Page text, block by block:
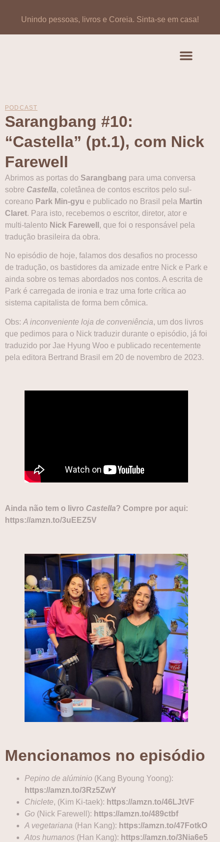
Unindo pessoas, livros e Coreia. Sinta-se em casa!
PODCAST
Sarangbang #10:
“Castella” (pt.1), com Nick
Farewell
Abrimos as portas do Sarangbang para uma conversa
sobre Castella, coletânea de contos escritos pelo sul-
coreano Park Min-gyu e publicado no Brasil pela Martin
Claret. Para isto, recebemos o escritor, diretor, ator e
multi-talento Nick Farewell , que foi o responsável pela
tradução brasileira da obra.
No episódio de hoje, falamos dos desafios no processo
de tradução, os bastidores da amizade entre Nick e Park e
ainda sobre os temas abordados nos contos. A escrita de
Park é carregada de ironia e traz uma forte crítica ao
sistema capitalista de forma bem cômica.
Obs: A inconveniente loja de conveniência, um dos livros
que pedimos para o Nick traduzir durante o episódio, já foi
traduzido por Jae Hyung Woo e publicado recentemente
pela editora Bertrand Brasil em 20 de novembro de 2023.
Ainda não tem o livro Castella? Compre por aqui:
https://amzn.to/3uEEZ5V
Mencionamos no episódio
Pepino de alúminio (Kang Byoung Yoong):
https://amzn.to/3Rz5ZwY
Chiclete, (Kim Ki-taek): https://amzn.to/46LJtVF
Go (Nick Farewell): https://amzn.to/489ctbf
A vegetariana (Han Kang): https://amzn.to/47FotkO
Atos humanos (Han Kang): https://amzn.to/3Nia6e5